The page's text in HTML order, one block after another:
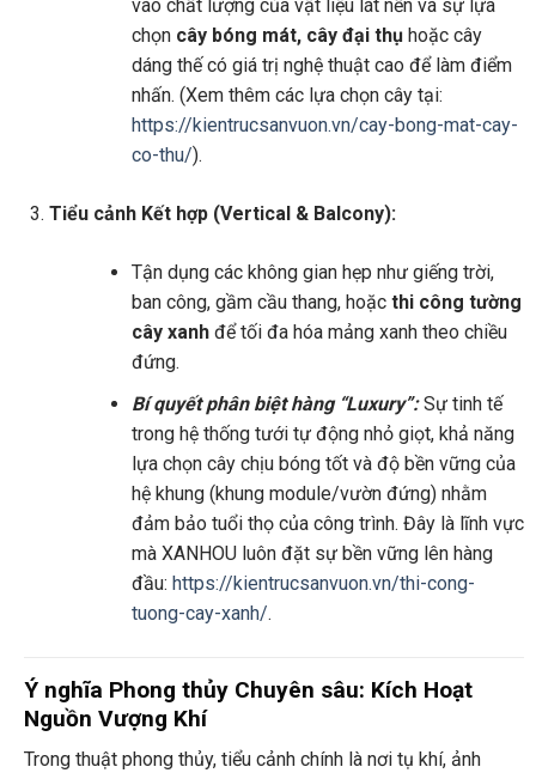
vào chất lượng của vật liệu lát nền và sự lựa
chọn cây bóng mát, cây đại thụhoặc cây
dáng thế có giá trị nghệ thuật cao để làm điểm
nhấn. (Xem thêm các lựa chọn cây tại:
https://kientrucsanvuon.vn/cay-bong-mat-cay-
co-thu/).
Tiểu cảnh Kết hợp (Vertical & Balcony):
Tận dụng các không gian hẹp như giếng trời,
ban công, gầm cầu thang, hoặc thi công tường
cây xanhđể tối đa hóa mảng xanh theo chiều
đứng.
Bí quyết phân biệt hàng “Luxury”:Sự tinh tế
trong hệ thống tưới tự động nhỏ giọt, khả năng
lựa chọn cây chịu bóng tốt và độ bền vững của
hệ khung (khung module/vườn đứng) nhằm
đảm bảo tuổi thọ của công trình. Đây là lĩnh vực
mà XANHOU luôn đặt sự bền vững lên hàng
đầu: https://kientrucsanvuon.vn/thi-cong-
tuong-cay-xanh/.
Ý nghĩa Phong thủy Chuyên sâu: Kích Hoạt
Nguồn Vượng Khí
Trong thuật phong thủy, tiểu cảnh chính là nơi tụ khí, ảnh